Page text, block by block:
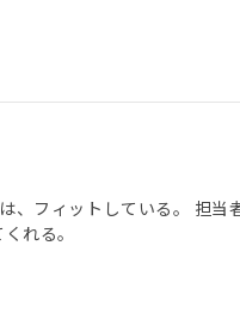
、フィットしている。 担当
れる。